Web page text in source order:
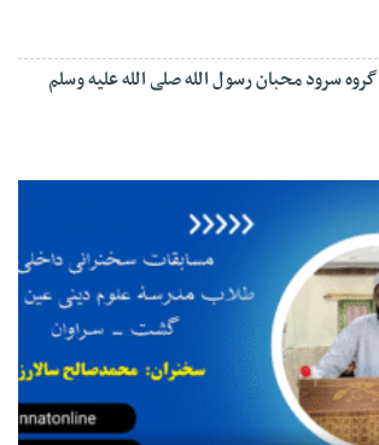
گروه سرود محبان رسول الله صلی الله علیه وسلم